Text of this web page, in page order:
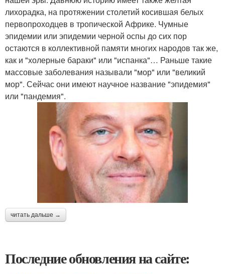
лихорадка, на протяжении столетий косившая белых
первопроходцев в тропической Африке. Чумные
эпидемии или эпидемии черной оспы до сих пор
остаются в коллективной памяти многих народов так же,
как и "холерные бараки" или "испанка"… Раньше такие
массовые заболевания называли "мор" или "великий
мор". Сейчас они имеют научное название "эпидемия"
или "пандемия".
читать дальше →
Последние обновления на сайте: